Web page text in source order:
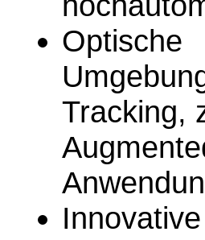
Optische
Tracking,
Innovative